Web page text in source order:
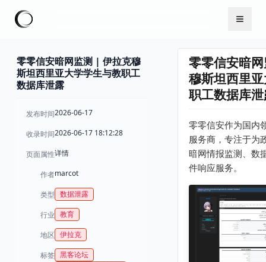
零零信安暗网监测 | 伊拉克穆
斯坦西里亚大学学生与教职工
数据库泄露
发布时间2026-06-17
收录时间2026-06-17 18:12:28
页面属性详情
作者marcot
类型 数据泄露
行业 教育
地区 伊拉克
标签 黑客论坛
零零信安暗
穆斯坦西里
职工数据库
零零信安作为国内
服务商，专注于为
暗网情报监测、数
件响应服务。